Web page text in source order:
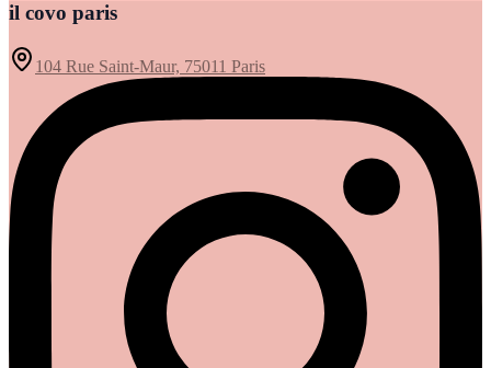
il covo paris
104 Rue Saint-Maur, 75011 Paris